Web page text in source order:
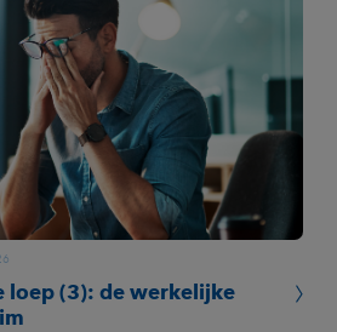
loep (3): de werkelijke